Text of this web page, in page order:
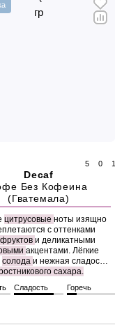
5 0 1
Decaf
Без Кофеина
(Гватемала)
цитрусовые ноты изящно
с оттенками
и деликатными
акцентами. Лёгкие
солода и нежная сладость
сахара.
Сладость Горечь